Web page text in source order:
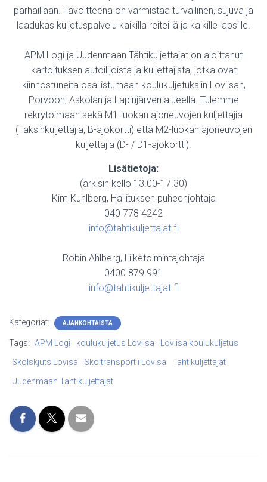
parhaillaan. Tavoitteena on varmistaa turvallinen, sujuva ja
laadukas kuljetuspalvelu kaikilla reiteillä ja kaikille lapsille.
APM Logi ja Uudenmaan Tähtikuljettajat on aloittanut
kartoituksen autoilijoista ja kuljettajista, jotka ovat
kiinnostuneita osallistumaan koulukuljetuksiin Loviisan,
Porvoon, Askolan ja Lapinjärven alueella. Tulemme
rekrytoimaan sekä M1-luokan ajoneuvojen kuljettajia
(Taksinkuljettajia, B-ajokortti) että M2-luokan ajoneuvojen
kuljettajia (D- / D1-ajokortti).
Lisätietoja:
(arkisin kello 13.00-17.30)
Kim Kuhlberg, Hallituksen puheenjohtaja
040 778 4242
info@tahtikuljettajat.fi
Robin Ahlberg, Liiketoimintajohtaja
0400 879 991
info@tahtikuljettajat.fi
Kategoriat: AJANKOHTAISTA
Tags: APM Logi koulukuljetus Loviisa
Loviisa koulukuljetus
Skolskjuts Lovisa
Skoltransport i Lovisa
Tähtikuljettajat
Uudenmaan Tähtikuljettajat